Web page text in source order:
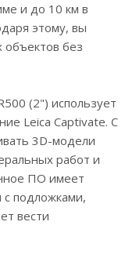
и до 10 км в
этому, вы
без
(2") использует
Leica Captivate. С
3D-модели
работ и
ПО имеет
подложками,
вести